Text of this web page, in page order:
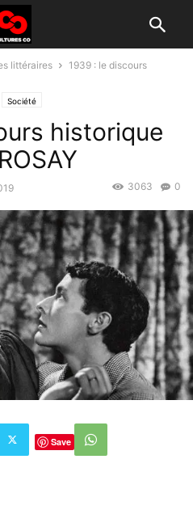
littéraires
1939 : le discours
Société
historique
0
3063
Save